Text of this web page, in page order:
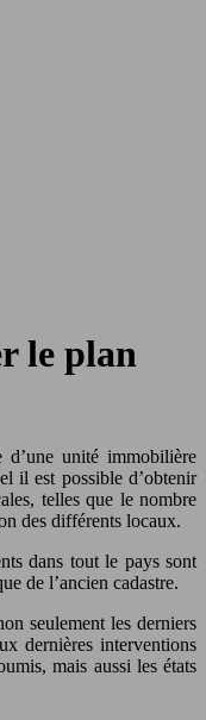
le plan
d’une unité immobilière
il est possible d’obtenir
telles que le nombre
des différents locaux.
dans tout le pays sont
de l’ancien cadastre.
seulement les derniers
dernières interventions
mais aussi les états